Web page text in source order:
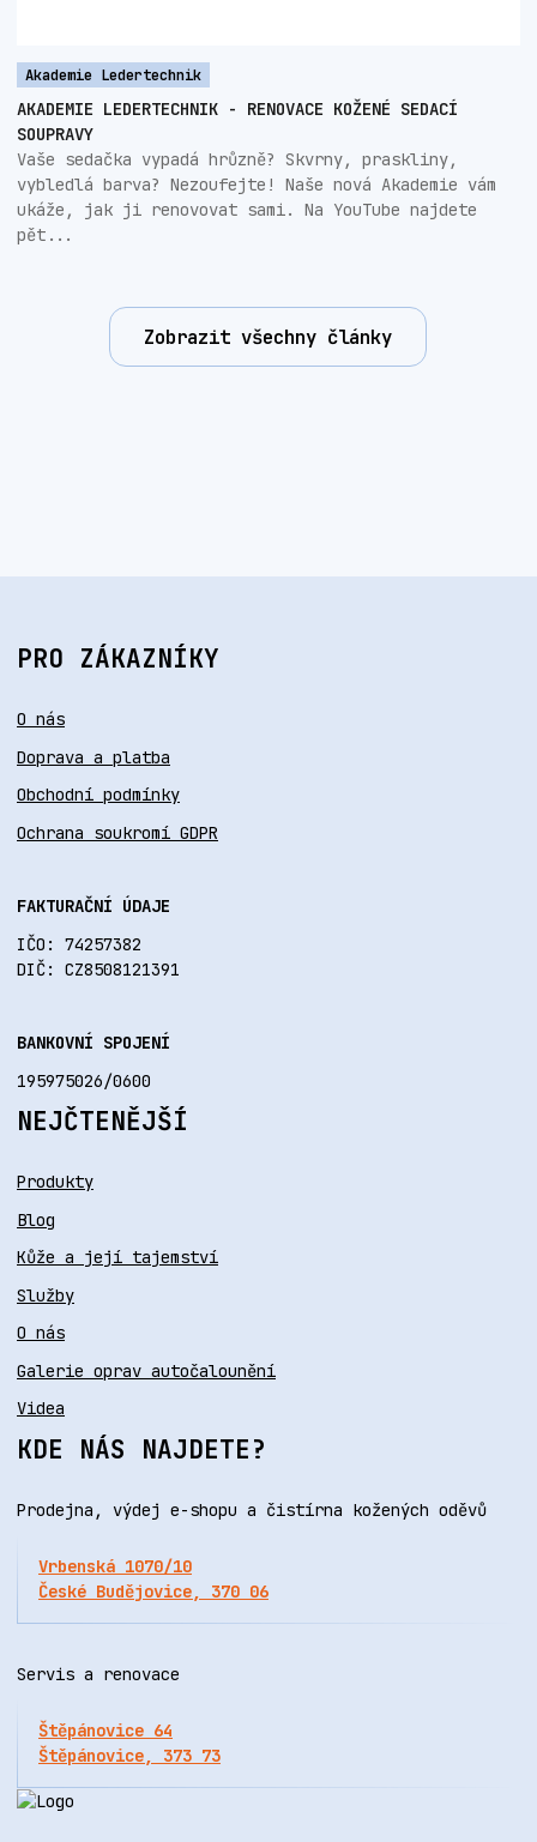
Akademie Ledertechnik
AKADEMIE LEDERTECHNIK - RENOVACE KOŽENÉ SEDACÍ
SOUPRAVY
Vaše sedačka vypadá hrůzně? Skvrny, praskliny,
vybledlá barva? Nezoufejte! Naše nová Akademie vám
ukáže, jak ji renovovat sami. Na YouTube najdete
pět...
Zobrazit všechny články
PRO ZÁKAZNÍKY
O nás
Doprava a platba
Obchodní podmínky
Ochrana soukromí GDPR
FAKTURAČNÍ ÚDAJE
IČO: 74257382
DIČ: CZ8508121391
BANKOVNÍ SPOJENÍ
195975026/0600
NEJČTENĚJŠÍ
Produkty
Blog
Kůže a její tajemství
Služby
O nás
Galerie oprav autočalounění
Videa
KDE NÁS NAJDETE?
Prodejna, výdej e-shopu a čistírna kožených oděvů
Vrbenská 1070/10
České Budějovice, 370 06
Servis a renovace
Štěpánovice 64
Štěpánovice, 373 73